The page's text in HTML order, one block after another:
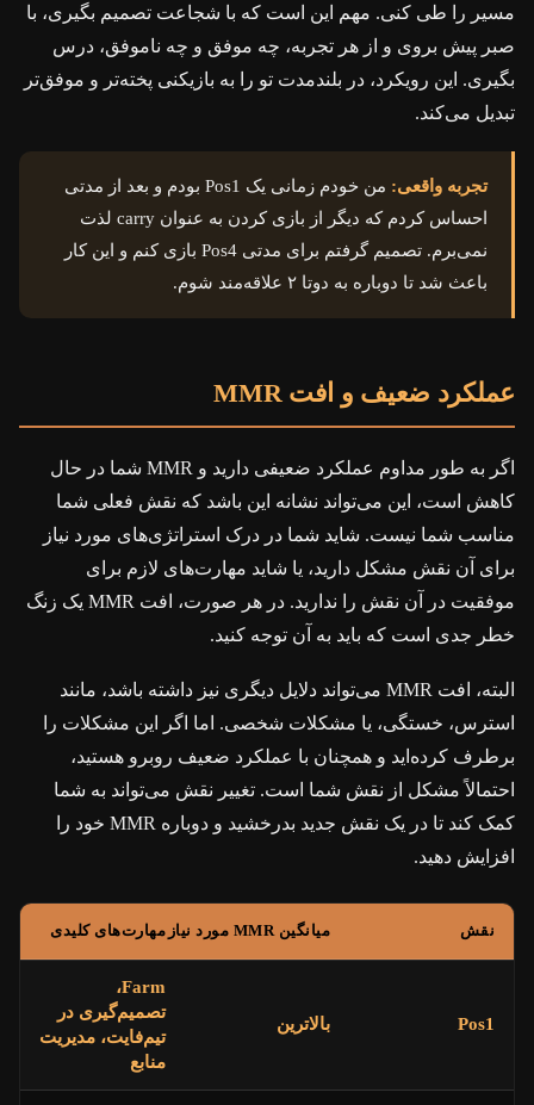
مسیر را طی کنی. مهم این است که با شجاعت تصمیم بگیری، با
صبر پیش بروی و از هر تجربه، چه موفق و چه ناموفق، درس
بگیری. این رویکرد، در بلندمدت تو را به بازیکنی پخته‌تر و موفق‌تر
تبدیل می‌کند.
تجربه واقعی:
من خودم زمانی یک Pos1 بودم و بعد از مدتی
احساس کردم که دیگر از بازی کردن به عنوان carry لذت
نمی‌برم. تصمیم گرفتم برای مدتی Pos4 بازی کنم و این کار
باعث شد تا دوباره به دوتا ۲ علاقه‌مند شوم.
عملکرد ضعیف و افت MMR
اگر به طور مداوم عملکرد ضعیفی دارید و MMR شما در حال
کاهش است، این می‌تواند نشانه این باشد که نقش فعلی شما
مناسب شما نیست. شاید شما در درک استراتژی‌های مورد نیاز
برای آن نقش مشکل دارید، یا شاید مهارت‌های لازم برای
موفقیت در آن نقش را ندارید. در هر صورت، افت MMR یک زنگ
خطر جدی است که باید به آن توجه کنید.
البته، افت MMR می‌تواند دلایل دیگری نیز داشته باشد، مانند
استرس، خستگی، یا مشکلات شخصی. اما اگر این مشکلات را
برطرف کرده‌اید و همچنان با عملکرد ضعیف روبرو هستید،
احتمالاً مشکل از نقش شما است. تغییر نقش می‌تواند به شما
کمک کند تا در یک نقش جدید بدرخشید و دوباره MMR خود را
افزایش دهید.
نقش میانگین MMR مورد نیاز مهارت‌های کلیدی
Pos1 بالاترین
Farm،
تصمیم‌گیری در
تیم‌فایت، مدیریت
منابع